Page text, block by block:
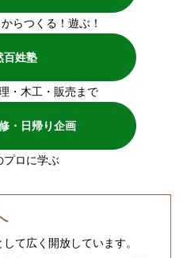
らつくる！遊ぶ！
百姓塾
・木工・販売まで
・日帰り企画
プロに学ぶ
て広く開放しています。